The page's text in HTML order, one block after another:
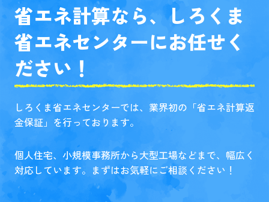
省エネ計算なら、しろくま
省エネセンターにお任せく
ださい！
しろくま省エネセンターでは、業界初の「省エネ計算返
金保証」を行っております。
個人住宅、小規模事務所から大型工場などまで、幅広く
対応しています。まずはお気軽にご相談ください！